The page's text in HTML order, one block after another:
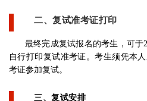
二、复试准考证打印
最终完成复试报名的考生，可于
自行打印复试准考证。考生须凭本
考证参加复试。
三、复试安排